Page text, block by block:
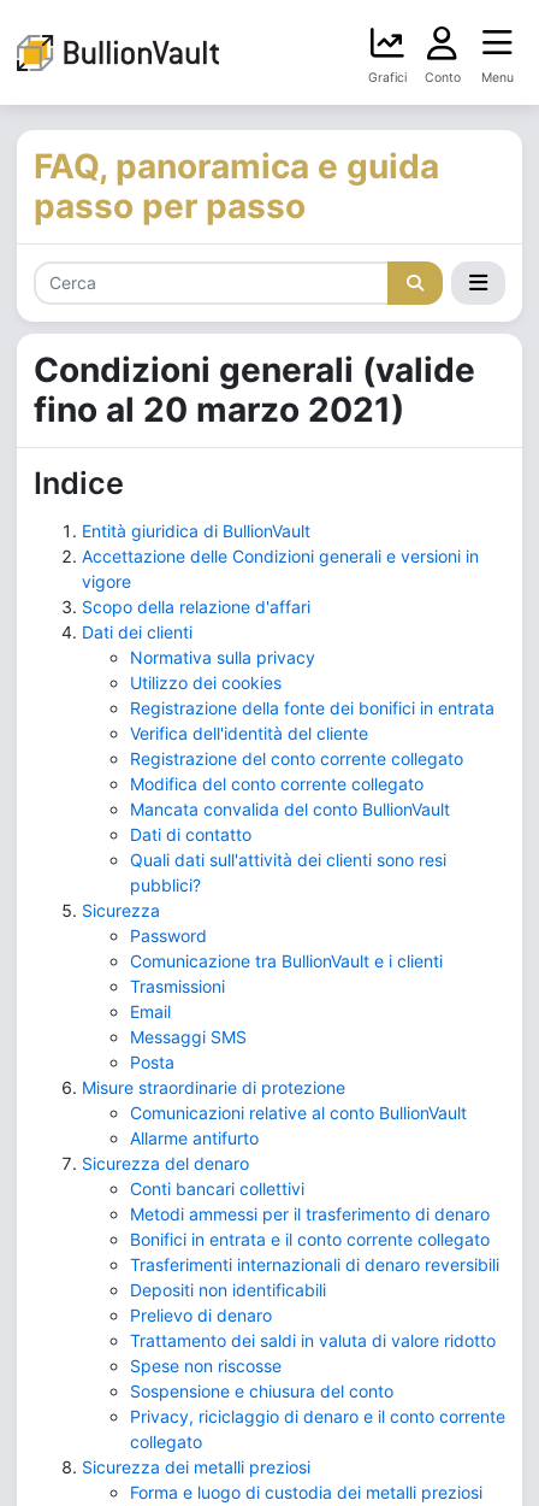
Grafici Conto Menu
FAQ, panoramica e guida
passo per passo
Condizioni generali (valide
fino al 20 marzo 2021)
Indice
Entità giuridica di BullionVault
Accettazione delle Condizioni generali e versioni in
vigore
Scopo della relazione d'affari
Dati dei clienti
Normativa sulla privacy
Utilizzo dei cookies
Registrazione della fonte dei bonifici in entrata
Verifica dell'identità del cliente
Registrazione del conto corrente collegato
Modifica del conto corrente collegato
Mancata convalida del conto BullionVault
Dati di contatto
Quali dati sull'attività dei clienti sono resi
pubblici?
Sicurezza
Password
Comunicazione tra BullionVault e i clienti
Trasmissioni
Email
Messaggi SMS
Posta
Misure straordinarie di protezione
Comunicazioni relative al conto BullionVault
Allarme antifurto
Sicurezza del denaro
Conti bancari collettivi
Metodi ammessi per il trasferimento di denaro
Bonifici in entrata e il conto corrente collegato
Trasferimenti internazionali di denaro reversibili
Depositi non identificabili
Prelievo di denaro
Trattamento dei saldi in valuta di valore ridotto
Spese non riscosse
Sospensione e chiusura del conto
Privacy, riciclaggio di denaro e il conto corrente
collegato
Sicurezza dei metalli preziosi
Forma e luogo di custodia dei metalli preziosi